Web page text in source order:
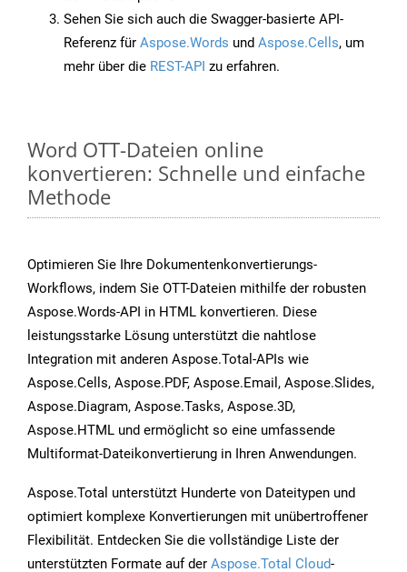
Sehen Sie sich auch die Swagger-basierte API-
Referenz für Aspose.Words und Aspose.Cells, um
mehr über die REST-API zu erfahren.
Word OTT-Dateien online
konvertieren: Schnelle und einfache
Methode
Optimieren Sie Ihre Dokumentenkonvertierungs-
Workflows, indem Sie OTT-Dateien mithilfe der robusten
Aspose.Words-API in HTML konvertieren. Diese
leistungsstarke Lösung unterstützt die nahtlose
Integration mit anderen Aspose.Total-APIs wie
Aspose.Cells, Aspose.PDF, Aspose.Email, Aspose.Slides,
Aspose.Diagram, Aspose.Tasks, Aspose.3D,
Aspose.HTML und ermöglicht so eine umfassende
Multiformat-Dateikonvertierung in Ihren Anwendungen.
Aspose.Total unterstützt Hunderte von Dateitypen und
optimiert komplexe Konvertierungen mit unübertroffener
Flexibilität. Entdecken Sie die vollständige Liste der
unterstützten Formate auf der Aspose.Total Cloud-